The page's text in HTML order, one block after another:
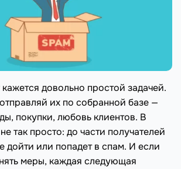
довольно простой задачей.
их по собранной базе —
покупки, любовь клиентов. В
так просто: до части получателей
дойти или попадет в спам. И если
меры, каждая следующая